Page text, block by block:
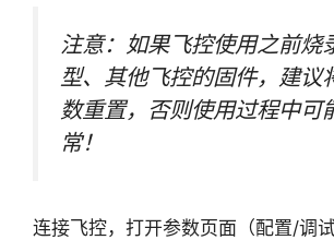
注意：如果飞控使用之前烧
型、其他飞控的固件，建议
数重置，否则使用过程中可
常！
连接飞控，打开参数页面（配置/调